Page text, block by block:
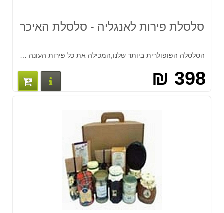
סלסלת פירות לאנגליה - סלסלת האיכר
398 ₪ פרטים